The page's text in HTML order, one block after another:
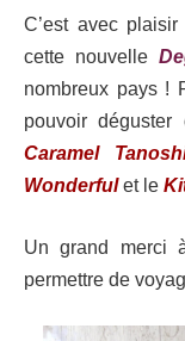
C’est avec
cette nouvelle
nombreux pays !
pouvoir
Caramel
Wonderfulet le
Un grand merci
permettre de